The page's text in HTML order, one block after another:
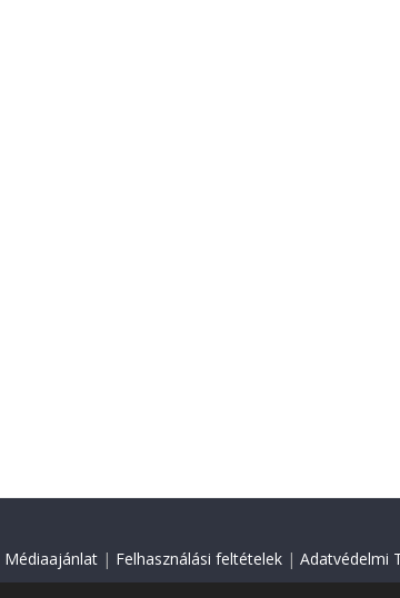
Médiaajánlat | Felhasználási feltételek | Adatvédelmi